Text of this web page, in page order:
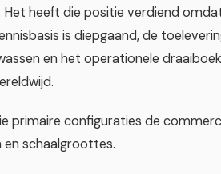
Het heeft die positie verdiend
is diepgaand, de
en het operationele
primaire configuraties de
en schaalgroottes.